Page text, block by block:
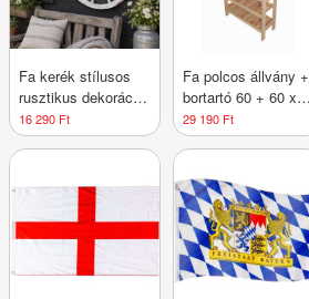
Fa kerék stílusos
rusztikus dekoráció
90 cm
16 290 Ft
Fa polcos állvány +
bortartó 60 + 60 x
64 x 25 cm
29 190 Ft